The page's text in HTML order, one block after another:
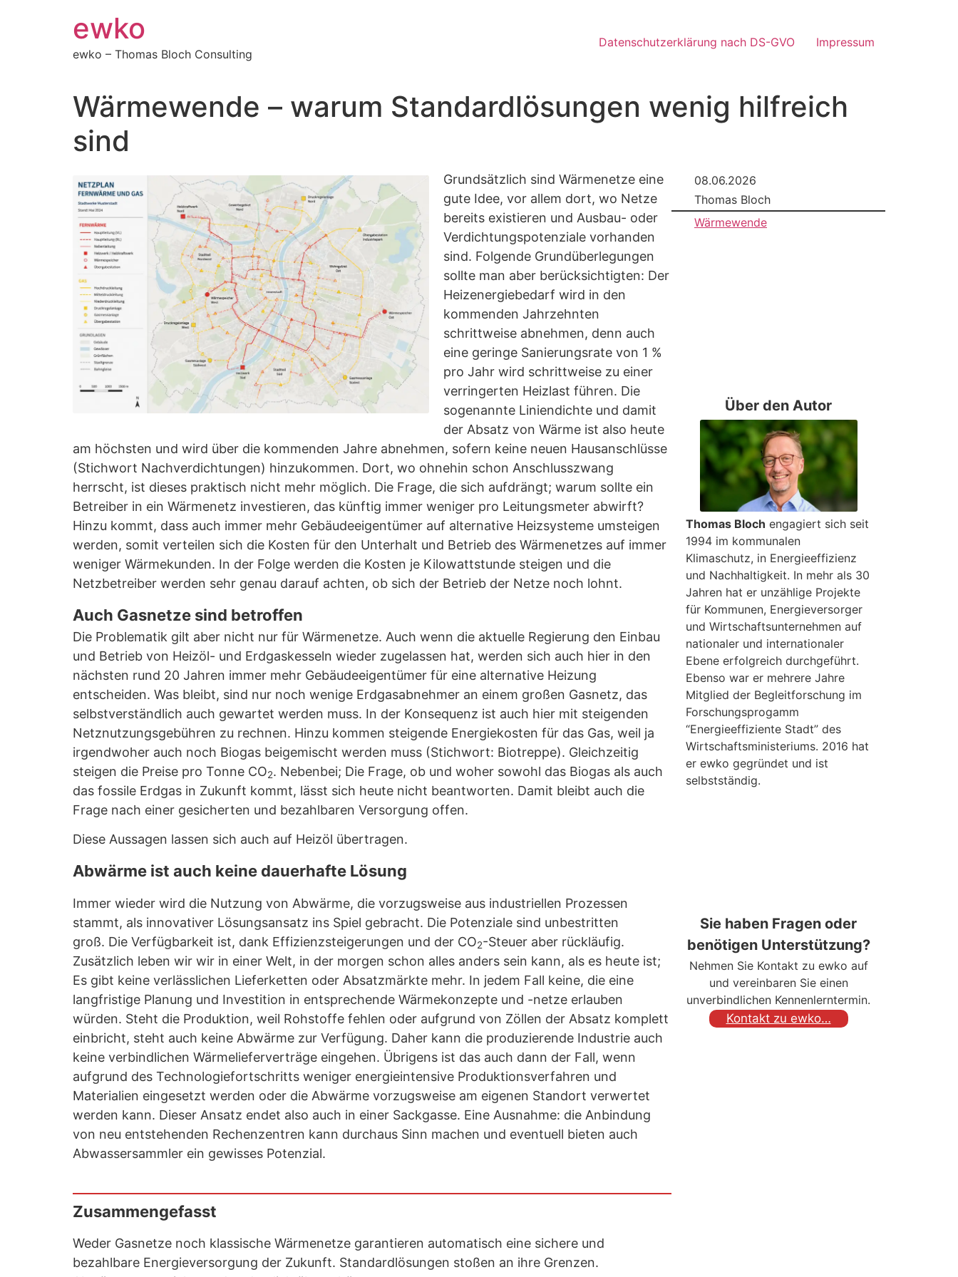
ewko
ewko – Thomas Bloch Consulting
Datenschutzerklärung nach DS-GVO Impressum
Wärmewende – warum Standardlösungen wenig hilfreich
sind
Grundsätzlich sind Wärmenetze eine
gute Idee, vor allem dort, wo Netze
bereits existieren und Ausbau- oder
Verdichtungspotenziale vorhanden
sind. Folgende Grundüberlegungen
sollte man aber berücksichtigten: Der
Heizenergiebedarf wird in den
kommenden Jahrzehnten
schrittweise abnehmen, denn auch
eine geringe Sanierungsrate von 1 %
pro Jahr wird schrittweise zu einer
verringerten Heizlast führen. Die
sogenannte Liniendichte und damit
der Absatz von Wärme ist also heute
am höchsten und wird über die kommenden Jahre abnehmen, sofern keine neuen Hausanschlüsse
(Stichwort Nachverdichtungen) hinzukommen. Dort, wo ohnehin schon Anschlusszwang
herrscht, ist dieses praktisch nicht mehr möglich. Die Frage, die sich aufdrängt; warum sollte ein
Betreiber in ein Wärmenetz investieren, das künftig immer weniger pro Leitungsmeter abwirft?
Hinzu kommt, dass auch immer mehr Gebäudeeigentümer auf alternative Heizsysteme umsteigen
werden, somit verteilen sich die Kosten für den Unterhalt und Betrieb des Wärmenetzes auf immer
weniger Wärmekunden. In der Folge werden die Kosten je Kilowattstunde steigen und die
Netzbetreiber werden sehr genau darauf achten, ob sich der Betrieb der Netze noch lohnt.
Auch Gasnetze sind betroffen
Die Problematik gilt aber nicht nur für Wärmenetze. Auch wenn die aktuelle Regierung den Einbau
und Betrieb von Heizöl- und Erdgaskesseln wieder zugelassen hat, werden sich auch hier in den
nächsten rund 20 Jahren immer mehr Gebäudeeigentümer für eine alternative Heizung
entscheiden. Was bleibt, sind nur noch wenige Erdgasabnehmer an einem großen Gasnetz, das
selbstverständlich auch gewartet werden muss. In der Konsequenz ist auch hier mit steigenden
Netznutzungsgebühren zu rechnen. Hinzu kommen steigende Energiekosten für das Gas, weil ja
irgendwoher auch noch Biogas beigemischt werden muss (Stichwort: Biotreppe). Gleichzeitig
steigen die Preise pro Tonne CO2. Nebenbei; Die Frage, ob und woher sowohl das Biogas als auch
das fossile Erdgas in Zukunft kommt, lässt sich heute nicht beantworten. Damit bleibt auch die
Frage nach einer gesicherten und bezahlbaren Versorgung offen.
Diese Aussagen lassen sich auch auf Heizöl übertragen.
Abwärme ist auch keine dauerhafte Lösung
Immer wieder wird die Nutzung von Abwärme, die vorzugsweise aus industriellen Prozessen
stammt, als innovativer Lösungsansatz ins Spiel gebracht. Die Potenziale sind unbestritten
groß. Die Verfügbarkeit ist, dank Effizienzsteigerungen und der CO2-Steuer aber rückläufig.
Zusätzlich leben wir wir in einer Welt, in der morgen schon alles anders sein kann, als es heute ist;
Es gibt keine verlässlichen Lieferketten oder Absatzmärkte mehr. In jedem Fall keine, die eine
langfristige Planung und Investition in entsprechende Wärmekonzepte und -netze erlauben
würden. Steht die Produktion, weil Rohstoffe fehlen oder aufgrund von Zöllen der Absatz komplett
einbricht, steht auch keine Abwärme zur Verfügung. Daher kann die produzierende Industrie auch
keine verbindlichen Wärmelieferverträge eingehen. Übrigens ist das auch dann der Fall, wenn
aufgrund des Technologiefortschritts weniger energieintensive Produktionsverfahren und
Materialien eingesetzt werden oder die Abwärme vorzugsweise am eigenen Standort verwertet
werden kann. Dieser Ansatz endet also auch in einer Sackgasse. Eine Ausnahme: die Anbindung
von neu entstehenden Rechenzentren kann durchaus Sinn machen und eventuell bieten auch
Abwassersammler ein gewisses Potenzial.
Zusammengefasst
Weder Gasnetze noch klassische Wärmenetze garantieren automatisch eine sichere und
bezahlbare Energieversorgung der Zukunft. Standardlösungen stoßen an ihre Grenzen.
08.06.2026
Thomas Bloch
Wärmewende
Über den Autor
Thomas Bloch engagiert sich seit
1994 im kommunalen
Klimaschutz, in Energieeffizienz
und Nach­haltigkeit. In mehr als 30
Jahren hat er unzählige Projekte
für Kommunen, Energie­versorger
und Wirtschafts­unternehmen auf
nationaler und internationaler
Ebene erfolgreich durchgeführt.
Ebenso war er mehrere Jahre
Mitglied der Begleit­forschung im
Forschungs­progamm
“Energieeffiziente Stadt” des
Wirtschafts­ministeriums. 2016 hat
er ewko gegründet und ist
selbstständig.
Sie haben Fragen oder
benötigen Unterstützung?
Nehmen Sie Kontakt zu ewko auf
und vereinbaren Sie einen
unverbindlichen Kennenlerntermin.
Kontakt zu ewko…